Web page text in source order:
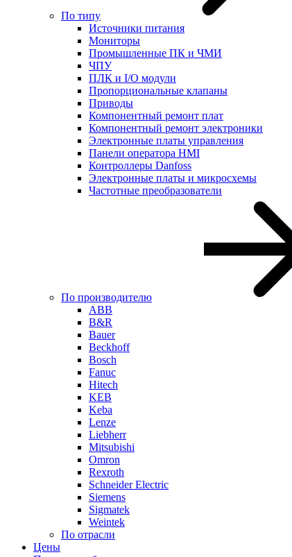
По типу
Источники питания
Мониторы
Промышленные ПК и ЧМИ
ЧПУ
ПЛК и I/O модули
Пропорциональные клапаны
Приводы
Компонентный ремонт плат
Компонентный ремонт электроники
Электронные платы управления
Панели оператора HMI
Контроллеры Danfoss
Электронные платы и микросхемы
Частотные преобразователи
По производителю
ABB
B&R
Bauer
Beckhoff
Bosch
Fanuc
Hitech
KEB
Keba
Lenze
Liebherr
Mitsubishi
Omron
Rexroth
Schneider Electric
Siemens
Sigmatek
Weintek
По отрасли
Цены